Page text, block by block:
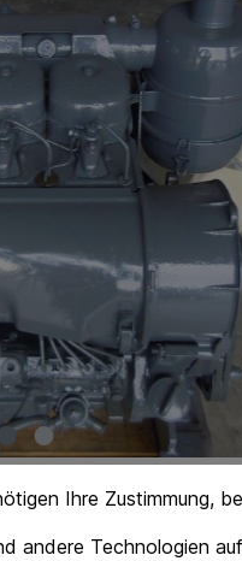
Ihre Zustimmung,
andere Technologien